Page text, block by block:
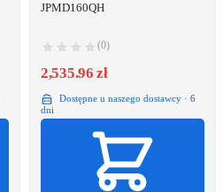
JPMD160QH
(0)
2,535.96 zł
Dostępne u naszego dostawcy · 6
dni